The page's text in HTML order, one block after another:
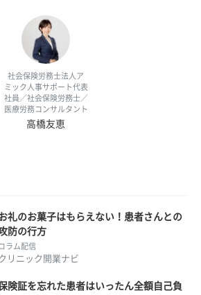
社会保険労務士法人ア
ミック人事サポート代表
社員／社会保険労務士／
医療労務コンサルタント
高橋友恵
礼のお菓子はもらえない！患者さんとの
防の行方
コラム配信
リニック開業ナビ
険証を忘れた患者はいったん全額自己負